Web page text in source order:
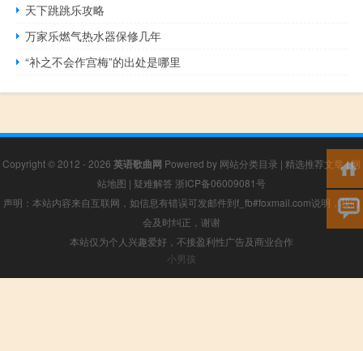
天下跳跳乐攻略
万家乐燃气热水器保修几年
“补之不会作宫梅”的出处是哪里
Copyright © 2012 - 2026 英语歌曲网 Powered by 网站分类目录 | 精选推荐文章|网
站地图 | 疑难解答 浙ICP备06009081号
声明：本站内容来自互联网，如信息有错误可发邮件到f_fb#foxmail.com说明，我们
会及时纠正，谢谢
本站仅为个人兴趣爱好，不接盈利性广告及商业合作
小男孩